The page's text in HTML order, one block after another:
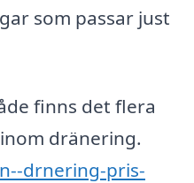
som passar just
finns det flera
dränering.
drnering-pris-